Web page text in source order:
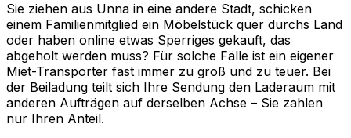
Sie ziehen aus Unna in eine andere Stadt, schicken
einem Familienmitglied ein Möbelstück quer durchs Land
oder haben online etwas Sperriges gekauft, das
abgeholt werden muss? Für solche Fälle ist ein eigener
Miet-Transporter fast immer zu groß und zu teuer. Bei
der Beiladung teilt sich Ihre Sendung den Laderaum mit
anderen Aufträgen auf derselben Achse – Sie zahlen
nur Ihren Anteil.